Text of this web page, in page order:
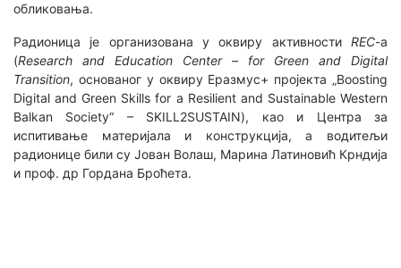
обликовања.
Радионица је организована у оквиру активности REC-а
(Research and Education Center – for Green and Digital
Transition, основаног у оквиру Еразмус+ пројекта „Boosting
Digital and Green Skills for a Resilient and Sustainable Western
Balkan Society“ – SKILL2SUSTAIN), као и Центра за
испитивање материјала и конструкција, а водитељи
радионице били су Јован Волаш, Марина Латиновић Крндија
и проф. др Гордана Броћета.